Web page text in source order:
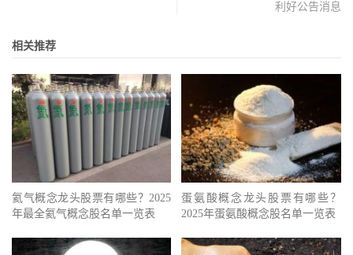
利好公告消息
相关推荐
氦气概念龙头股票有哪些？2025
年最全氦气概念股名单一览表
蛋氨酸概念龙头股票有哪些？
2025年蛋氨酸概念股名单一览表